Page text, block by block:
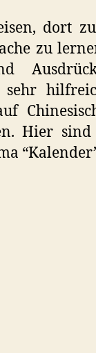
dort
zu
sehr
Hier